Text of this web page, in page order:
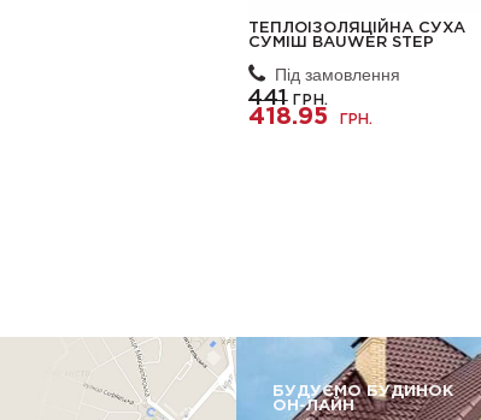
ТЕПЛОІЗОЛЯЦІЙНА СУХА
СУМІШ BAUWER STEP
Під замовлення
441ГРН.
418.95 ГРН.
БУДУЄМО БУДИНОК
ОН-ЛАЙН